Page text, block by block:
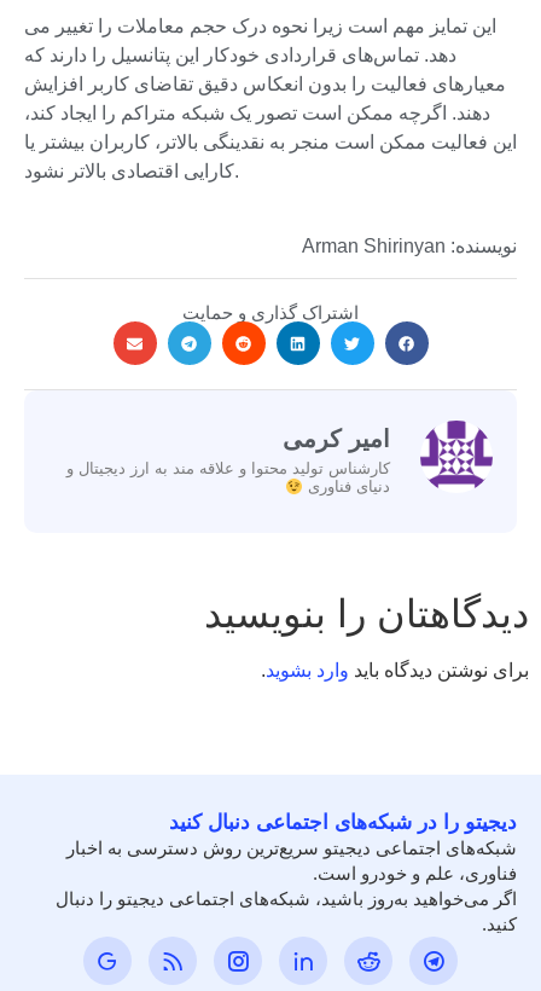
این تمایز مهم است زیرا نحوه درک حجم معاملات را تغییر می
دهد. تماس‌های قراردادی خودکار این پتانسیل را دارند که
معیارهای فعالیت را بدون انعکاس دقیق تقاضای کاربر افزایش
دهند. اگرچه ممکن است تصور یک شبکه متراکم را ایجاد کند،
این فعالیت ممکن است منجر به نقدینگی بالاتر، کاربران بیشتر یا
کارایی اقتصادی بالاتر نشود.
نویسنده: Arman Shirinyan
اشتراک گذاری و حمایت
امیر کرمی
کارشناس تولید محتوا و علاقه مند به ارز دیجیتال و
دنیای فناوری
دیدگاهتان را بنویسید
برای نوشتن دیدگاه باید وارد بشوید.
دیجیتو را در شبکه‌های اجتماعی دنبال کنید
شبکه‌های اجتماعی دیجیتو سریع‌ترین روش دسترسی به اخبار
فناوری، علم و خودرو است.
اگر می‌خواهید به‌روز باشید، شبکه‌های اجتماعی دیجیتو را دنبال
کنید.